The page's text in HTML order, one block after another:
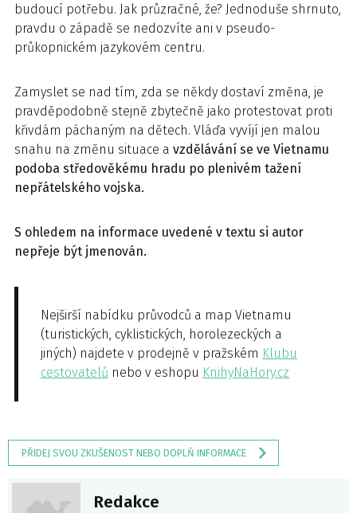
budoucí potřebu. Jak průzračné, že? Jednoduše shrnuto,
pravdu o západě se nedozvíte ani v pseudo-
průkopnickém jazykovém centru.
Zamyslet se nad tím, zda se někdy dostaví změna, je
pravděpodobně stejně zbytečně jako protestovat proti
křivdám páchaným na dětech. Vláďa vyvíjí jen malou
snahu na změnu situace a vzdělávání se ve Vietnamu
podoba středověkému hradu po plenivém tažení
nepřátelského vojska.
S ohledem na informace uvedené v textu si autor
nepřeje být jmenován.
Nejširší nabídku průvodců a map Vietnamu
(turistických, cyklistických, horolezeckých a
jiných) najdete v prodejně v pražském Klubu
cestovatelů nebo v eshopu KnihyNaHory.cz
PŘIDEJ SVOU ZKUŠENOST NEBO DOPLŇ INFORMACE
Redakce